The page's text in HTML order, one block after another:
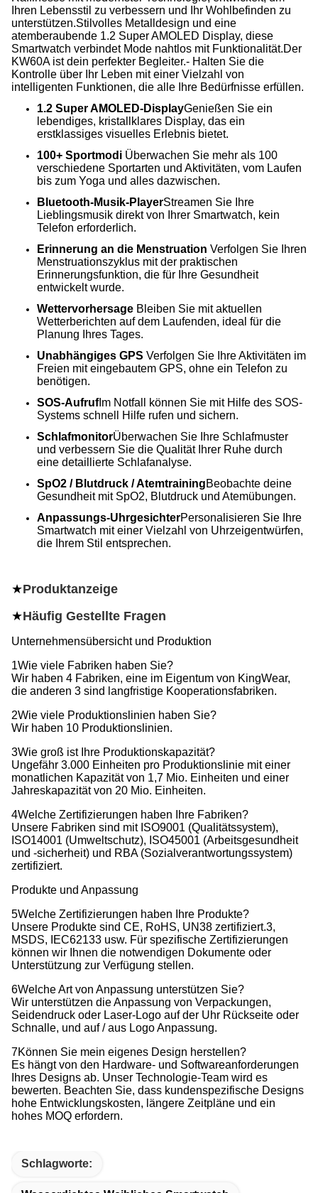
Ihren Lebensstil zu verbessern und Ihr Wohlbefinden zu
unterstützen.Stilvolles Metalldesign und eine
atemberaubende 1.2 Super AMOLED Display, diese
Smartwatch verbindet Mode nahtlos mit Funktionalität.Der
KW60A ist dein perfekter Begleiter.- Halten Sie die
Kontrolle über Ihr Leben mit einer Vielzahl von
intelligenten Funktionen, die alle Ihre Bedürfnisse erfüllen.
1.2 Super AMOLED-DisplayGenießen Sie ein
lebendiges, kristallklares Display, das ein
erstklassiges visuelles Erlebnis bietet.
100+ Sportmodi ️ Überwachen Sie mehr als 100
verschiedene Sportarten und Aktivitäten, vom Laufen
bis zum Yoga und alles dazwischen.
Bluetooth-Musik-PlayerStreamen Sie Ihre
Lieblingsmusik direkt von Ihrer Smartwatch, kein
Telefon erforderlich.
Erinnerung an die Menstruation ⁠ Verfolgen Sie Ihren
Menstruationszyklus mit der praktischen
Erinnerungsfunktion, die für Ihre Gesundheit
entwickelt wurde.
Wettervorhersage ️ Bleiben Sie mit aktuellen
Wetterberichten auf dem Laufenden, ideal für die
Planung Ihres Tages.
Unabhängiges GPS ️ Verfolgen Sie Ihre Aktivitäten im
Freien mit eingebautem GPS, ohne ein Telefon zu
benötigen.
SOS-AufrufIm Notfall können Sie mit Hilfe des SOS-
Systems schnell Hilfe rufen und sichern.
SchlafmonitorÜberwachen Sie Ihre Schlafmuster
und verbessern Sie die Qualität Ihrer Ruhe durch
eine detaillierte Schlafanalyse.
SpO2 / Blutdruck / AtemtrainingBeobachte deine
Gesundheit mit SpO2, Blutdruck und Atemübungen.
Anpassungs-UhrgesichterPersonalisieren Sie Ihre
Smartwatch mit einer Vielzahl von Uhrzeigentwürfen,
die Ihrem Stil entsprechen.
★Produktanzeige
★Häufig Gestellte Fragen
Unternehmensübersicht und Produktion
1Wie viele Fabriken haben Sie?
Wir haben 4 Fabriken, eine im Eigentum von KingWear,
die anderen 3 sind langfristige Kooperationsfabriken.
2Wie viele Produktionslinien haben Sie?
Wir haben 10 Produktionslinien.
3Wie groß ist Ihre Produktionskapazität?
Ungefähr 3.000 Einheiten pro Produktionslinie mit einer
monatlichen Kapazität von 1,7 Mio. Einheiten und einer
Jahreskapazität von 20 Mio. Einheiten.
4Welche Zertifizierungen haben Ihre Fabriken?
Unsere Fabriken sind mit ISO9001 (Qualitätssystem),
ISO14001 (Umweltschutz), ISO45001 (Arbeitsgesundheit
und -sicherheit) und RBA (Sozialverantwortungssystem)
zertifiziert.
Produkte und Anpassung
5Welche Zertifizierungen haben Ihre Produkte?
Unsere Produkte sind CE, RoHS, UN38 zertifiziert.3,
MSDS, IEC62133 usw. Für spezifische Zertifizierungen
können wir Ihnen die notwendigen Dokumente oder
Unterstützung zur Verfügung stellen.
6Welche Art von Anpassung unterstützen Sie?
Wir unterstützen die Anpassung von Verpackungen,
Seidendruck oder Laser-Logo auf der Uhr Rückseite oder
Schnalle, und auf / aus Logo Anpassung.
7Können Sie mein eigenes Design herstellen?
Es hängt von den Hardware- und Softwareanforderungen
Ihres Designs ab. Unser Technologie-Team wird es
bewerten. Beachten Sie, dass kundenspezifische Designs
hohe Entwicklungskosten, längere Zeitpläne und ein
hohes MOQ erfordern.
Schlagworte: